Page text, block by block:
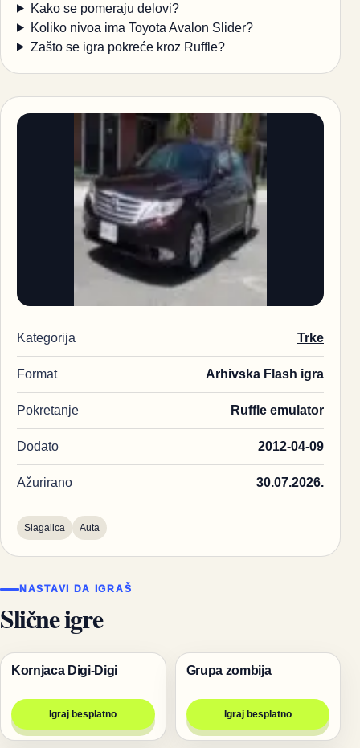
Kako se pomeraju delovi?
Koliko nivoa ima Toyota Avalon Slider?
Zašto se igra pokreće kroz Ruffle?
Kategorija Trke
Format Arhivska Flash igra
Pokretanje Ruffle emulator
Dodato 2012-04-09
Ažurirano 30.07.2026.
Slagalica Auta
NASTAVI DA IGRAŠ
Slične igre
Životinje
Kornjaca Digi-Digi
Igraj besplatno
Pucanje
Grupa zombija
Igraj besplatno